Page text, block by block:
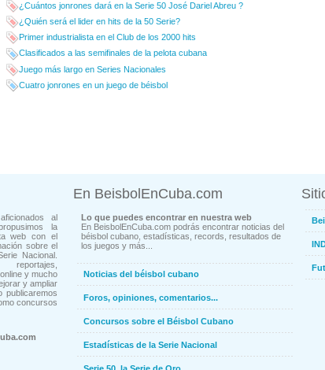
¿Cuántos jonrones dará en la Serie 50 José Dariel Abreu ?
¿Quién será el lider en hits de la 50 Serie?
Primer industrialista en el Club de los 2000 hits
Clasificados a las semifinales de la pelota cubana
Juego más largo en Series Nacionales
Cuatro jonrones en un juego de béisbol
al
la
web con el
sobre el
Nacional.
reportajes,
y mucho
y ampliar
publicaremos
concursos
En BeisbolEnCuba.com
Lo que puedes encontrar en nuestra web
En BeisbolEnCuba.com podrás encontrar noticias del
béisbol cubano, estadísticas, records, resultados de
los juegos y más...
Noticias del béisbol cubano
Foros, opiniones, comentarios...
Concursos sobre el Béisbol Cubano
Estadísticas de la Serie Nacional